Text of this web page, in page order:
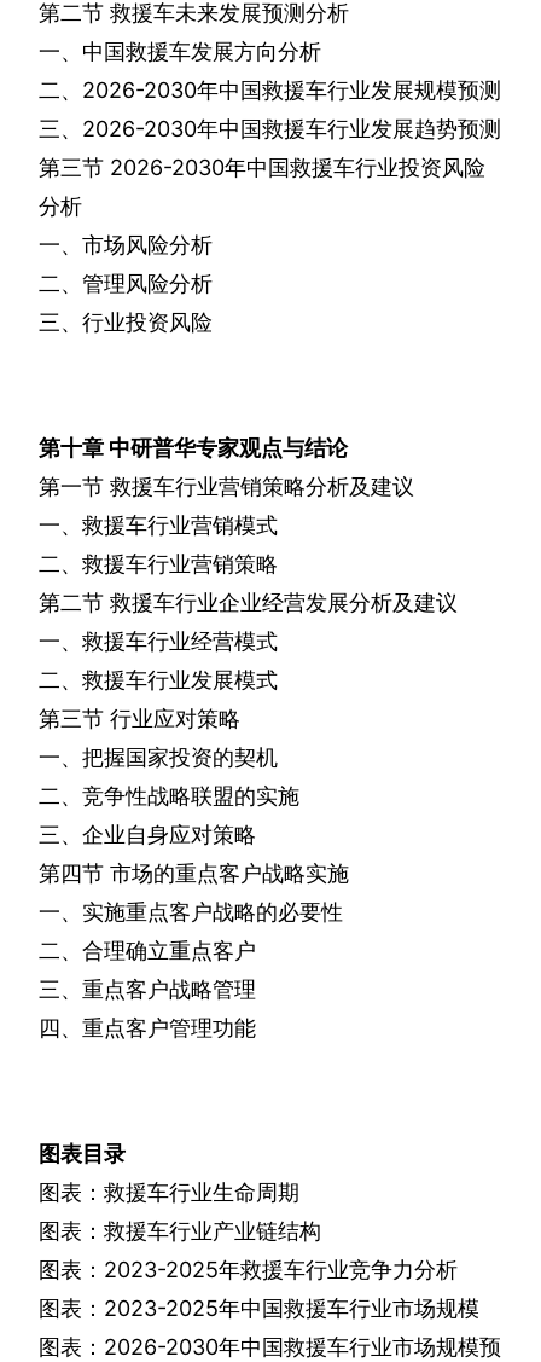
第二节 救援车未来发展预测分析
一、中国救援车发展方向分析
二、 2026-2030年中国救援车行业发展规模预测
三、 2026-2030年中国救援车行业发展趋势预测
第三节 2026-2030年中国救援车行业投资风险
分析
一、市场风险分析
二、管理风险分析
三、行业投资风险
第十章 中研普华专家观点与结论
第一节 救援车行业营销策略分析及建议
一、救援车行业营销模式
二、救援车行业营销策略
第二节 救援车行业企业经营发展分析及建议
一、救援车行业经营模式
二、救援车行业发展模式
第三节 行业应对策略
一、把握国家投资的契机
二、竞争性战略联盟的实施
三、企业自身应对策略
第四节 市场的重点客户战略实施
一、实施重点客户战略的必要性
二、合理确立重点客户
三、重点客户战略管理
四、重点客户管理功能
图表目录
图表：救援车行业生命周期
图表：救援车行业产业链结构
图表： 2023-2025年救援车行业竞争力分析
图表： 2023-2025年中国救援车行业市场规模
图表： 2026-2030年中国救援车行业市场规模预